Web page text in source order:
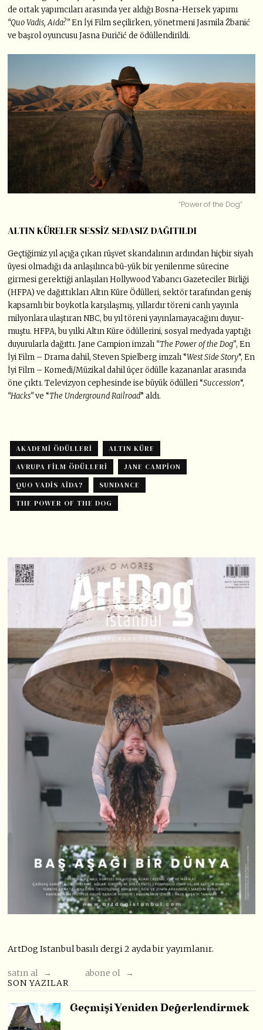
de ortak yapımcıları arasında yer aldığı Bosna-Hersek yapımı
“Quo Vadis, Aida?”En İyi Film seçilirken, yönetmeni Jasmila Žbanić
ve başrol oyuncusu Jasna Đuričić de ödüllendirildi.
“Power of the Dog”
ALTIN KÜRELER SESSİZ SEDASIZ DAĞITILDI
Geçtiğimiz yıl açığa çıkan rüşvet skandalının ardından hiçbir siyah
üyesi olmadığı da anlaşılınca bü-yük bir yenilenme sürecine
girmesi gerektiği anlaşılan Hollywood Yabancı Gazeteciler Birliği
(HFPA) ve dağıttıkları Altın Küre Ödülleri, sektör tarafından geniş
kapsamlı bir boykotla karşılaşmış, yıllardır töreni canlı yayınla
milyonlara ulaştıran NBC, bu yıl töreni yayınlamayacağını duyur-
muştu. HFPA, bu yılki Altın Küre ödüllerini, sosyal medyada yaptığı
duyurularla dağıttı. Jane Campion imzalı “The Power of the Dog”, En
İyi Film – Drama dahil, Steven Spielberg imzalı “West Side Story“, En
İyi Film – Komedi/Müzikal dahil üçer ödülle kazananlar arasında
öne çıktı. Televizyon cephesinde ise büyük ödülleri “Succession“,
“Hacks”ve “The Underground Railroad” aldı.
AKADEMI ÖDÜLLERI
ALTIN KÜRE
AVRUPA FILM ÖDÜLLERI
JANE CAMPION
QUO VADIS AIDA?
SUNDANCE
THE POWER OF THE DOG
ArtDog Istanbul basılı dergi 2 ayda bir yayımlanır.
satın al →
abone ol →
SON YAZILAR
Geçmişi Yeniden Değerlendirmek